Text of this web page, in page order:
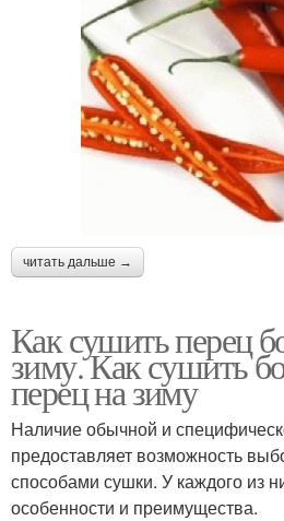
читать дальше →
Как сушить перец
зиму. Как сушить
перец на зиму
Наличие обычной и
предоставляет возможность
способами сушки. У каждого из
особенности и преимущества.